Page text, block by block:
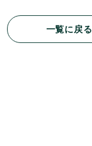
一覧に戻る